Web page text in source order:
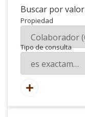
Buscar por valor
Propiedad
Tipo de consulta